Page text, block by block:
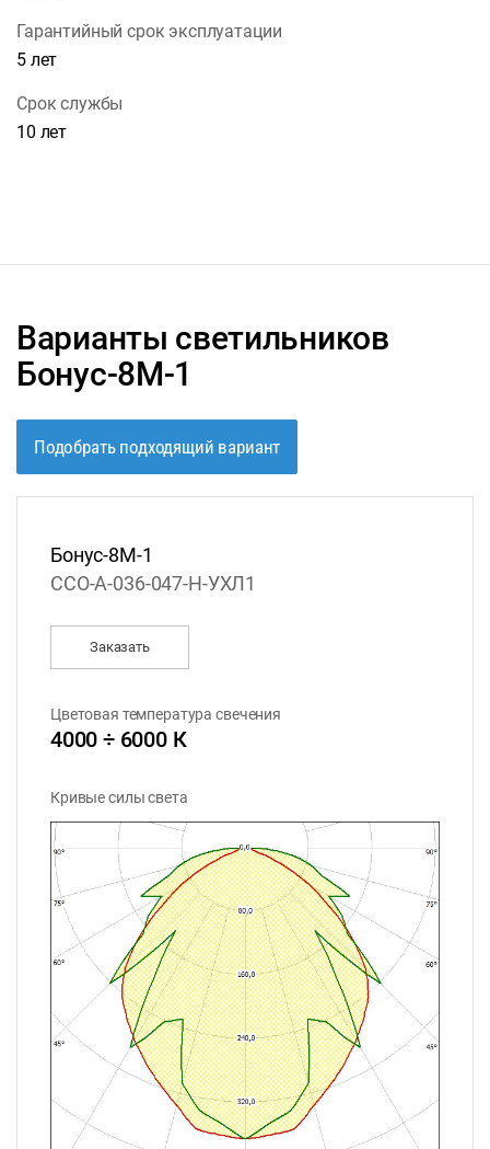
Гарантийный срок эксплуатации
5 лет
Срок службы
10 лет
Варианты светильников
Бонус-8М-1
Подобрать подходящий вариант
Бонус-8М-1
ССО-А-036-047-Н-УХЛ1
Заказать
Цветовая температура свечения
4000 ÷ 6000 К
Кривые силы света